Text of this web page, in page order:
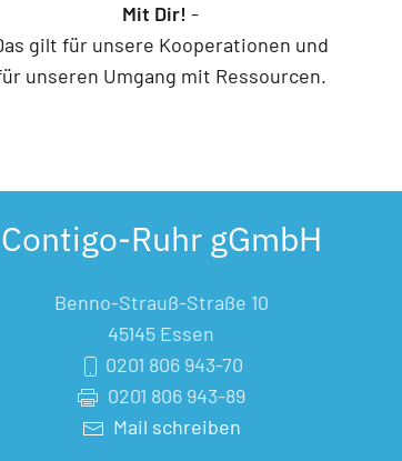
Mit Dir! -
gilt für unsere Kooperationen und
unseren Umgang mit Ressourcen.
Contigo-Ruhr gGmbH
Benno-Strauß-Straße 10
45145 Essen
0201 806 943-70
0201 806 943-89
Mail schreiben